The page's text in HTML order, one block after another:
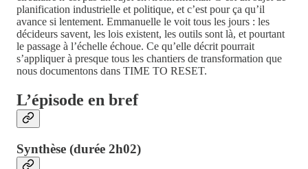
planification industrielle et politique, et c’est pour ça qu’il
avance si lentement. Emmanuelle le voit tous les jours : les
décideurs savent, les lois existent, les outils sont là, et pourtant
le passage à l’échelle échoue. Ce qu’elle décrit pourrait
s’appliquer à presque tous les chantiers de transformation que
nous documentons dans TIME TO RESET.
L’épisode en bref
Synthèse (durée 2h02)